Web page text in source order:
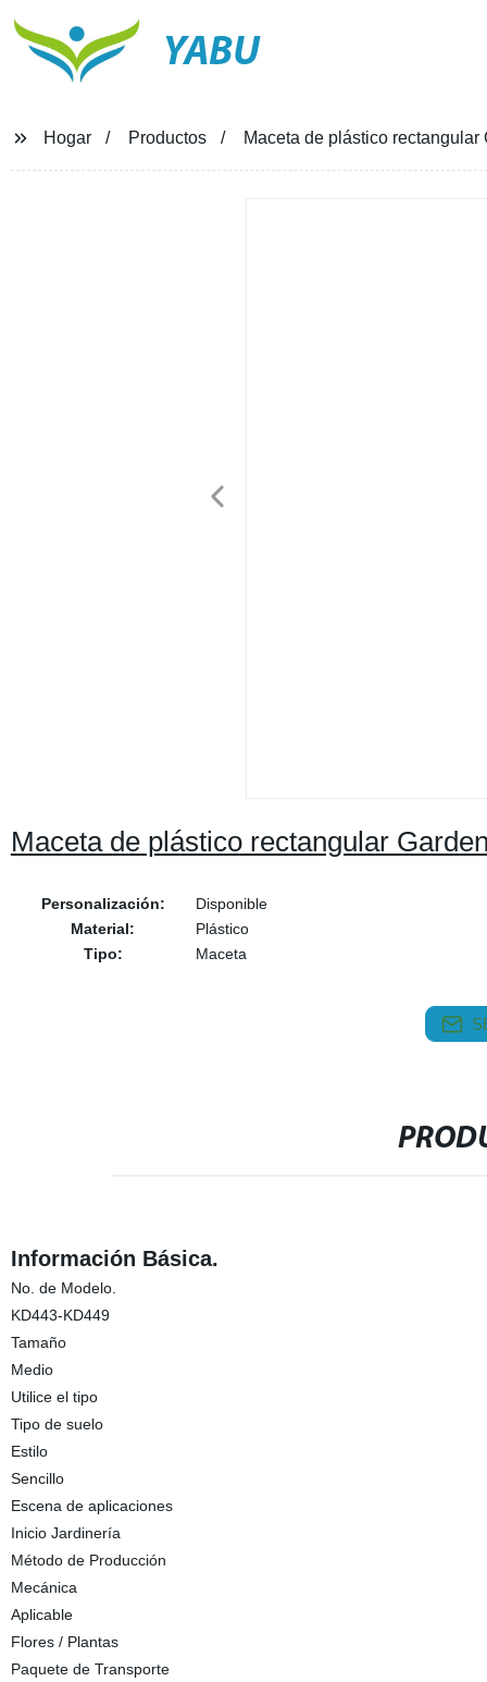
YABU
Hogar Productos Maceta de plástico
Maceta de plástico rectangular
Personalización:
Disponible
Material:
Plástico
Tipo:
Maceta
Información Básica.
No. de Modelo.
KD443-KD449
Tamaño
Medio
Utilice el tipo
Tipo de suelo
Estilo
Sencillo
Escena de aplicaciones
Inicio Jardinería
Método de Producción
Mecánica
Aplicable
Flores / Plantas
Paquete de Transporte